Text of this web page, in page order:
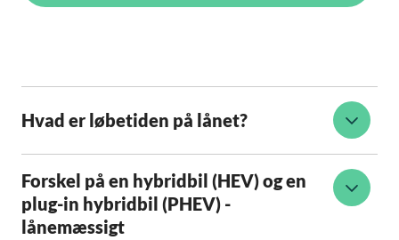
Hvad er løbetiden på lånet?
Forskel på en hybridbil (HEV) og en
plug-in hybridbil (PHEV) -
lånemæssigt